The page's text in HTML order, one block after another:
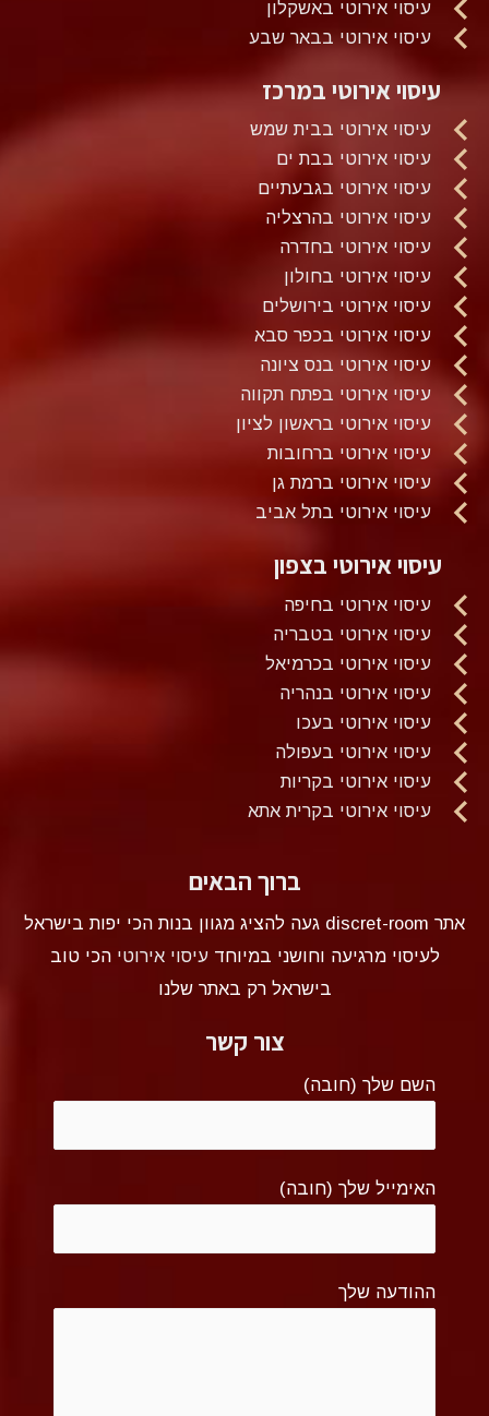
עיסוי אירוטי באשקלון
עיסוי אירוטי בבאר שבע
עיסוי אירוטי במרכז
עיסוי אירוטי בבית שמש
עיסוי אירוטי בבת ים
עיסוי אירוטי בגבעתיים
עיסוי אירוטי בהרצליה
עיסוי אירוטי בחדרה
עיסוי אירוטי בחולון
עיסוי אירוטי בירושלים
עיסוי אירוטי בכפר סבא
עיסוי אירוטי בנס ציונה
עיסוי אירוטי בפתח תקווה
עיסוי אירוטי בראשון לציון
עיסוי אירוטי ברחובות
עיסוי אירוטי ברמת גן
עיסוי אירוטי בתל אביב
עיסוי אירוטי בצפון
עיסוי אירוטי בחיפה
עיסוי אירוטי בטבריה
עיסוי אירוטי בכרמיאל
עיסוי אירוטי בנהריה
עיסוי אירוטי בעכו
עיסוי אירוטי בעפולה
עיסוי אירוטי בקריות
עיסוי אירוטי בקרית אתא
ברוך הבאים
אתר discret-room געה להציג מגוון בנות הכי יפות בישראל
לעיסוי מרגיעה וחושני במיוחדעיסוי אירוטי הכי טוב
בישראל רק באתר שלנו
צור קשר
השם שלך (חובה)
האימייל שלך (חובה)
ההודעה שלך